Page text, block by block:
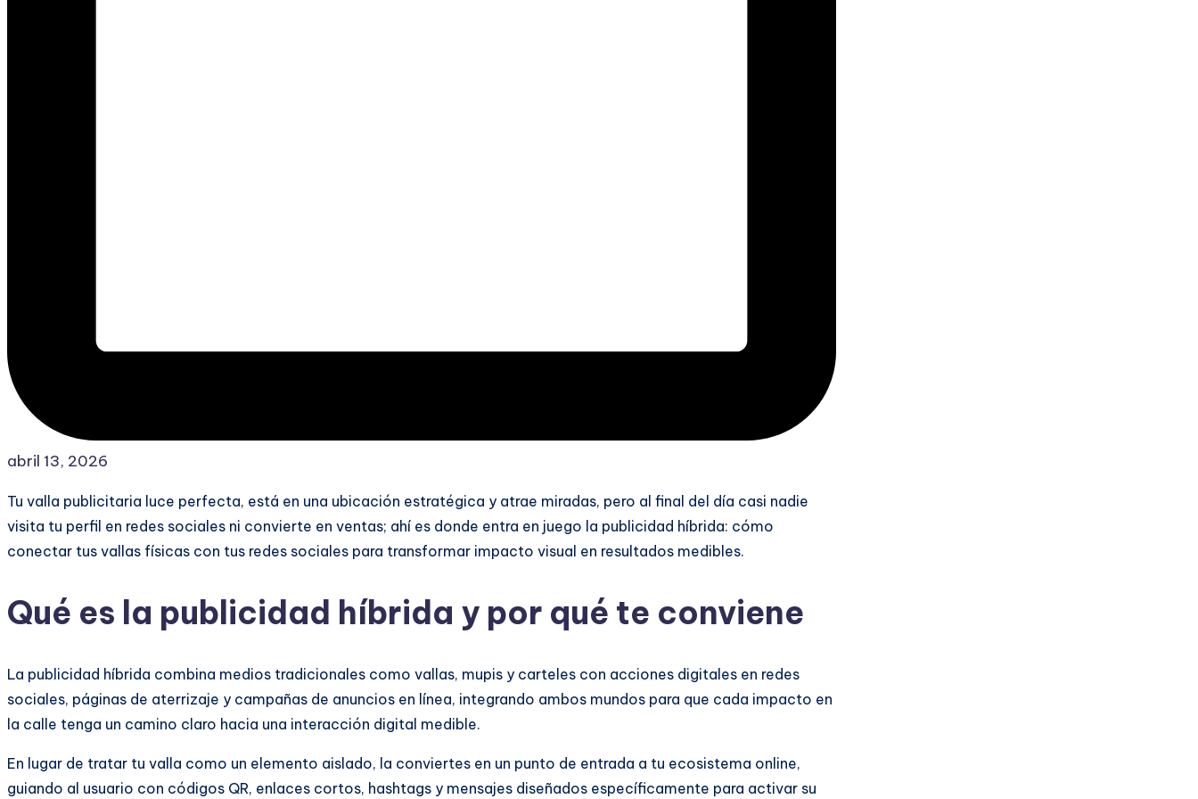
abril 13, 2026
Tu valla publicitaria luce perfecta, está en una ubicación estratégica y atrae miradas, pero al final del día casi nadie
visita tu perfil en redes sociales ni convierte en ventas; ahí es donde entra en juego la publicidad híbrida: cómo
conectar tus vallas físicas con tus redes sociales para transformar impacto visual en resultados medibles.
Qué es la publicidad híbrida y por qué te conviene
La publicidad híbrida combina medios tradicionales como vallas, mupis y carteles con acciones digitales en redes
sociales, páginas de aterrizaje y campañas de anuncios en línea, integrando ambos mundos para que cada impacto en
la calle tenga un camino claro hacia una interacción digital medible.
En lugar de tratar tu valla como un elemento aislado, la conviertes en un punto de entrada a tu ecosistema online,
guiando al usuario con códigos QR, enlaces cortos, hashtags y mensajes diseñados específicamente para activar su